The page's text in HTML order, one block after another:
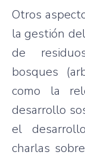
Otros
la gestión
de
bosques
como la
desarrollo
el
charlas